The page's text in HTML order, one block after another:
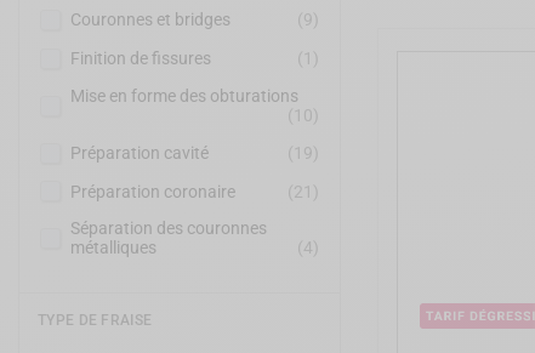
Couronnes et bridges
(9)
Finition de fissures
(1)
Mise en forme des obturations
(10)
Préparation cavité
(19)
Préparation coronaire
(21)
Séparation des couronnes
métalliques
(4)
TYPE DE FRAISE